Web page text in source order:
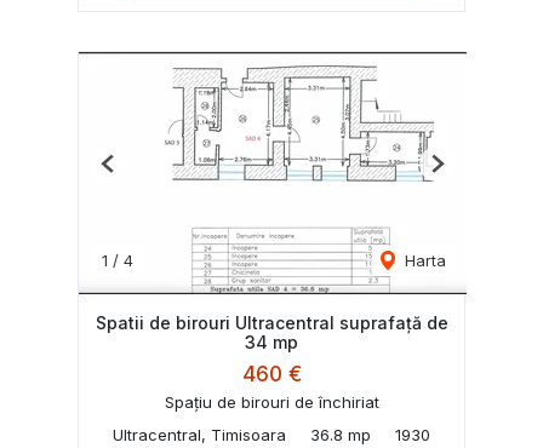
1 / 4 Harta
Previous Next
Spatii de birouri Ultracentral suprafață de
34 mp
460 €
Spațiu de birouri de închiriat
Ultracentral, Timisoara
36.8 mp 1930